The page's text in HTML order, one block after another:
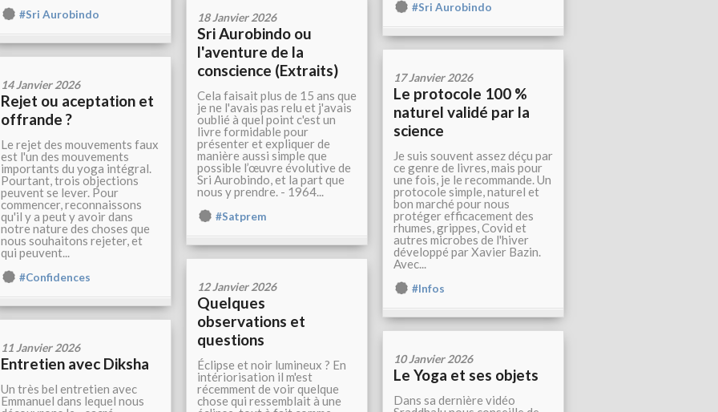
#Sri Aurobindo
#Sri Aurobindo
18 Janvier 2026
Sri Aurobindo ou
l'aventure de la
conscience (Extraits)
Cela faisait plus de 15 ans que
je ne l'avais pas relu et j'avais
oublié à quel point c'est un
livre formidable pour
présenter et expliquer de
manière aussi simple que
possible l’œuvre évolutive de
Sri Aurobindo, et la part que
nous y prendre. - 1964...
#Satprem
17 Janvier 2026
Le protocole 100 %
naturel validé par la
science
Je suis souvent assez déçu par
ce genre de livres, mais pour
une fois, je le recommande. Un
protocole simple, naturel et
bon marché pour nous
protéger efficacement des
rhumes, grippes, Covid et
autres microbes de l'hiver
développé par Xavier Bazin.
Avec...
#Infos
14 Janvier 2026
Rejet ou aceptation et
offrande ?
Le rejet des mouvements faux
est l'un des mouvements
importants du yoga intégral.
Pourtant, trois objections
peuvent se lever. Pour
commencer, reconnaissons
qu'il y a peut y avoir dans
notre nature des choses que
nous souhaitons rejeter, et
qui peuvent...
#Confidences
12 Janvier 2026
Quelques
observations et
questions
Éclipse et noir lumineux ? En
intériorisation il m'est
récemment de voir quelque
chose qui ressemblait à une
11 Janvier 2026
Entretien avec Diksha
Un très bel entretien avec
Emmanuel dans lequel nous
10 Janvier 2026
Le Yoga et ses objets
Dans sa dernière vidéo